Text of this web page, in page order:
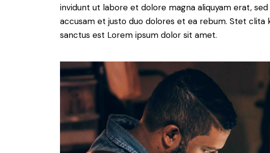
invidunt ut labore et dolore magna aliquyam erat,
accusam et justo duo dolores et ea rebum. Stet clita
sanctus est Lorem ipsum dolor sit amet.